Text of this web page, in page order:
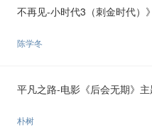
不再见-小时代3（刺金时代）
陈学冬
平凡之路-电影《后会无期》主
朴树